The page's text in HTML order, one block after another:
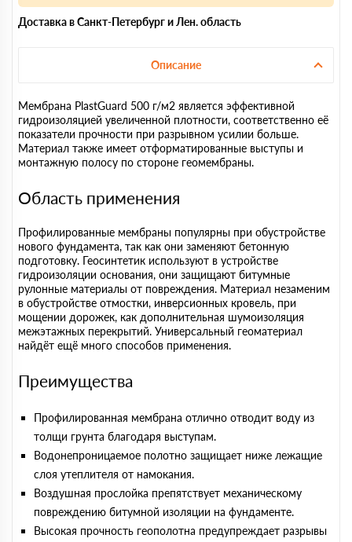
Доставка в Санкт-Петербург и Лен. область
Описание
Мембрана PlastGuard 500 г/м2 является эффективной
гидроизоляцией увеличенной плотности, соответственно её
показатели прочности при разрывном усилии больше.
Материал также имеет отформатированные выступы и
монтажную полосу по стороне геомембраны.
Область применения
Профилированные мембраны популярны при обустройстве
нового фундамента, так как они заменяют бетонную
подготовку. Геосинтетик используют в устройстве
гидроизоляции основания, они защищают битумные
рулонные материалы от повреждения. Материал незаменим
в обустройстве отмостки, инверсионных кровель, при
мощении дорожек, как дополнительная шумоизоляция
межэтажных перекрытий. Универсальный геоматериал
найдёт ещё много способов применения.
Преимущества
Профилированная мембрана отлично отводит воду из
толщи грунта благодаря выступам.
Водонепроницаемое полотно защищает ниже лежащие
слоя утеплителя от намокания.
Воздушная прослойка препятствует механическому
повреждению битумной изоляции на фундаменте.
Высокая прочность геополотна предупреждает разрывы